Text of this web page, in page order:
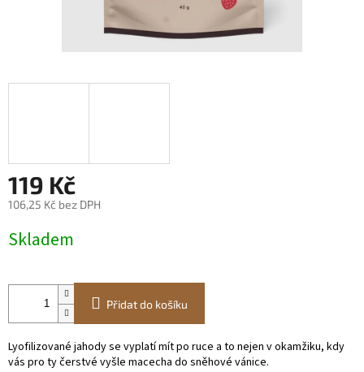
119 Kč
106,25 Kč bez DPH
cena:
Skladem
Přidat do košíku
Lyofilizované jahody se vyplatí mít po ruce a to nejen v okamžiku, kdy
vás pro ty čerstvé vyšle macecha do sněhové vánice.